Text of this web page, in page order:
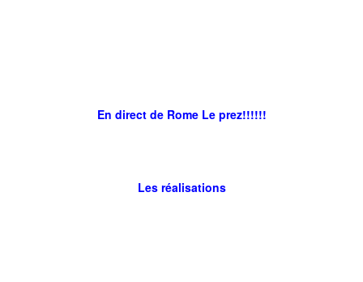
En direct de Rome Le prez!!!!!!
Les réalisations